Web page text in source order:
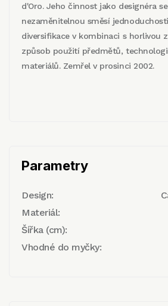
d'Oro. Jeho činnost jako designéra
nezaměnitelnou směsí
diversifikace v kombinaci s horlivou
způsob použití předmětů,
materiálů. Zemřel v prosinci 2002.
Parametry
Design:
Materiál:
Šířka (cm):
Vhodné do myčky: